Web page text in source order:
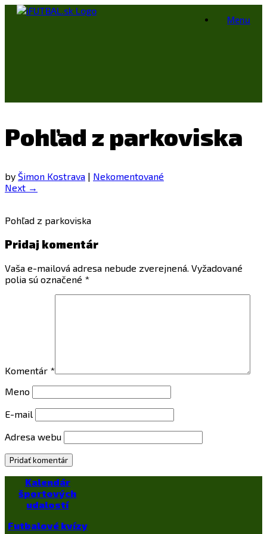
Skip
Menu
Pohľad z parkoviska
by Šimon Kostrava | Nekomentované
Next →
Pohľad z parkoviska
Pridaj komentár
Vaša e-mailová adresa nebude zverejnená. Vyžadované
polia sú označené *
Komentár *
Meno
E-mail
Adresa webu
Kalendár
športových
udalostí
Futbalové kvízy